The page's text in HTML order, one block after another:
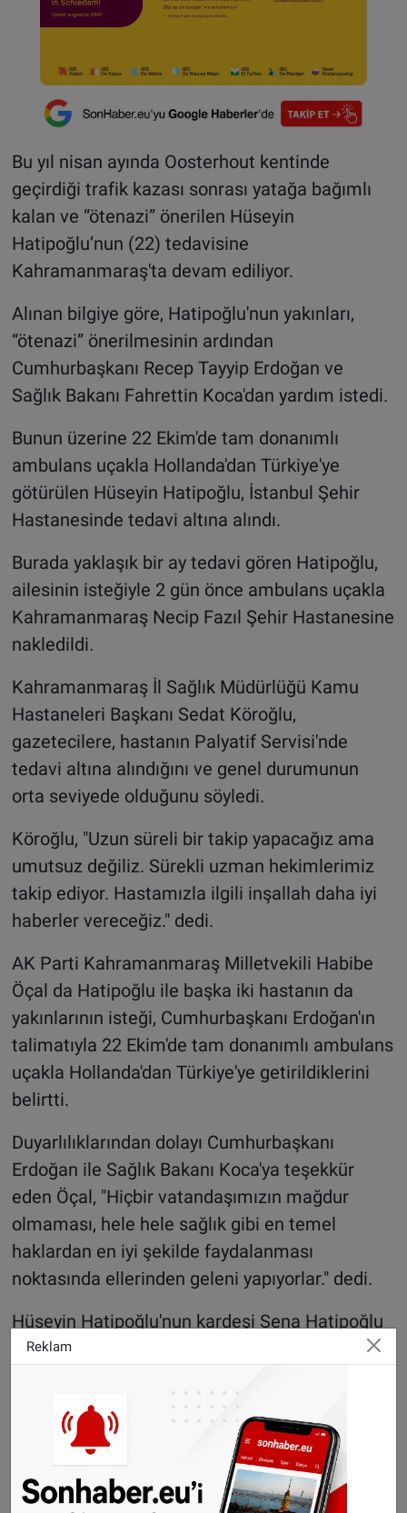
Bu yıl nisan ayında Oosterhout kentinde
geçirdiği trafik kazası sonrası yatağa bağımlı
kalan ve “ötenazi” önerilen Hüseyin
Hatipoğlu’nun (22) tedavisine
Kahramanmaraş'ta devam ediliyor.
Alınan bilgiye göre, Hatipoğlu'nun yakınları,
“ötenazi” önerilmesinin ardından
Cumhurbaşkanı Recep Tayyip Erdoğan ve
Sağlık Bakanı Fahrettin Koca'dan yardım istedi.
Bunun üzerine 22 Ekim'de tam donanımlı
ambulans uçakla Hollanda'dan Türkiye'ye
götürülen Hüseyin Hatipoğlu, İstanbul Şehir
Hastanesinde tedavi altına alındı.
Burada yaklaşık bir ay tedavi gören Hatipoğlu,
ailesinin isteğiyle 2 gün önce ambulans uçakla
Kahramanmaraş Necip Fazıl Şehir Hastanesine
nakledildi.
Kahramanmaraş İl Sağlık Müdürlüğü Kamu
Hastaneleri Başkanı Sedat Köroğlu,
gazetecilere, hastanın Palyatif Servisi'nde
tedavi altına alındığını ve genel durumunun
orta seviyede olduğunu söyledi.
Köroğlu, "Uzun süreli bir takip yapacağız ama
umutsuz değiliz. Sürekli uzman hekimlerimiz
takip ediyor. Hastamızla ilgili inşallah daha iyi
haberler vereceğiz." dedi.
AK Parti Kahramanmaraş Milletvekili Habibe
Öçal da Hatipoğlu ile başka iki hastanın da
yakınlarının isteği, Cumhurbaşkanı Erdoğan'ın
talimatıyla 22 Ekim'de tam donanımlı ambulans
uçakla Hollanda'dan Türkiye'ye getirildiklerini
belirtti.
Duyarlılıklarından dolayı Cumhurbaşkanı
Erdoğan ile Sağlık Bakanı Koca'ya teşekkür
eden Öçal, "Hiçbir vatandaşımızın mağdur
olmaması, hele hele sağlık gibi en temel
haklardan en iyi şekilde faydalanması
noktasında ellerinden geleni yapıyorlar." dedi.
Hüseyin Hatipoğlu'nun kardeşi Sena Hatipoğlu
da kardeşinin nisan ayında geçirdiği trafik
alındığını ancak bir süre sonra oradaki
yetkililerin ümitlerini keserek kardeşine ötenazi
uygulamak istediklerini söyledi.
Ötenazi uygulamasını doğru bulmadıkları için
Reklam